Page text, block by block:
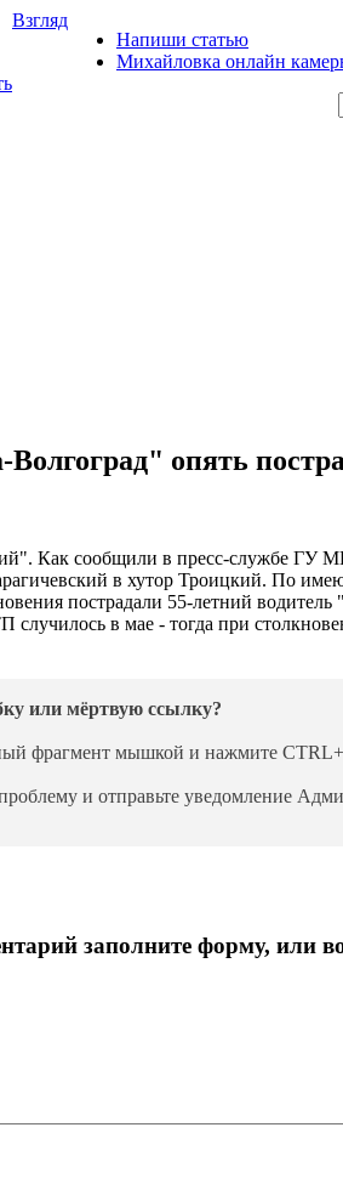
Взгляд
Напиши статью
Михайловка онлайн
опять
Как сообщили в пресс-службе ГУ
в хутор Троицкий. По
пострадали 55-летний
в мае - тогда при
или мёртвую ссылку?
фрагмент мышкой и нажмите
и отправьте уведомление
заполните форму, или